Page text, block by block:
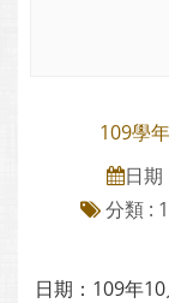
109學
日
分類 :
日期：109年